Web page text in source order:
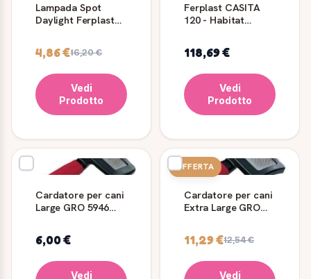
Lampada Spot
Daylight Ferplast
Terrari
4,86 €16,20 €
Vedi
Prodotto
Ferplast CASITA
120 - Habitat
vostri Conigli e
Porcellini d'india
118,69 €
Vedi
Prodotto
Cardatore per cani
Large GRO 5946
6,00 €
Vedi
OFFERTA
Cardatore per cani
Extra Large GRO
11,29 €12,54 €
Vedi